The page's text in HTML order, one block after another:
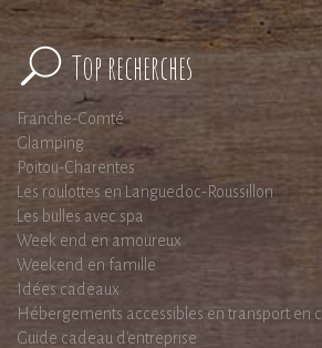
Top recherches
Franche-Comté
Glamping
Poitou-Charentes
Les roulottes en Languedoc-Roussillon
Les bulles avec spa
Week end en amoureux
Weekend en famille
Idées cadeaux
Hébergements accessibles en transport en
Guide cadeau d'entreprise